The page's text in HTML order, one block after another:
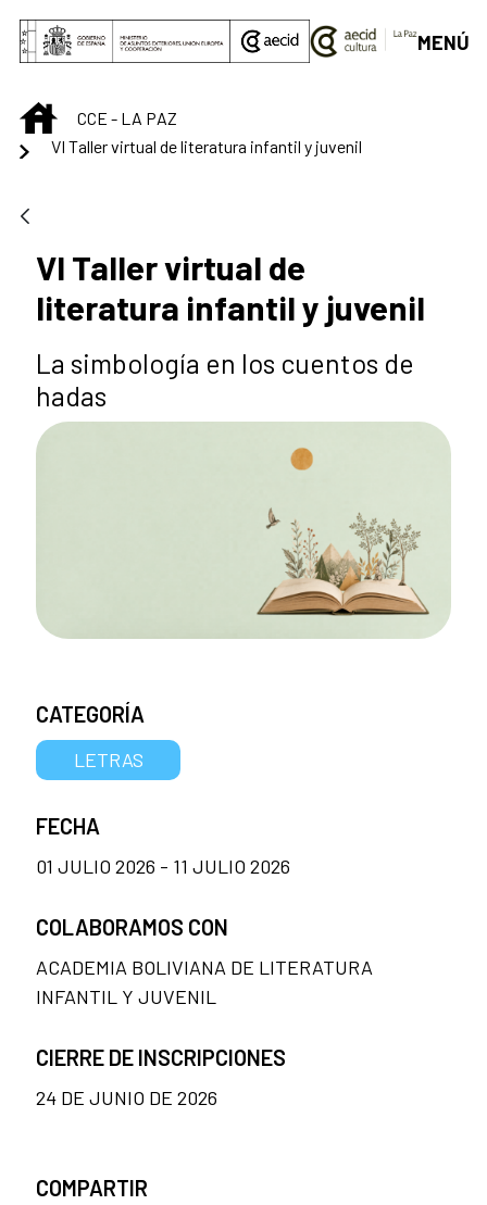
Saltar al contenido principal
MENÚ
INICIOCCE - LA PAZ
VI Taller virtual de literatura infantil y juvenil
VI Taller virtual de
literatura infantil y juvenil
La simbología en los cuentos de
hadas
CATEGORÍA
LETRAS
FECHA
01 JULIO 2026 - 11 JULIO 2026
COLABORAMOS CON
ACADEMIA BOLIVIANA DE LITERATURA
INFANTIL Y JUVENIL
CIERRE DE INSCRIPCIONES
24 DE JUNIO DE 2026
COMPARTIR